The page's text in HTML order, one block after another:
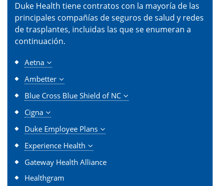
Duke Health tiene contratos con la mayoría de las
principales compañías de seguros de salud y redes
de trasplantes, incluidas las que se enumeran a
continuación.
Aetna
Ambetter
Blue Cross Blue Shield of NC
Cigna
Duke Employee Plans
Experience Health
Gateway Health Alliance
Healthgram